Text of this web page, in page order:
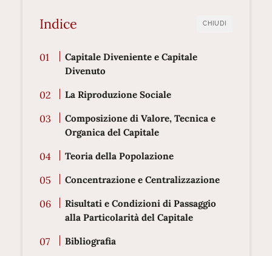
CHIUDI
Indice
Capitale Diveniente e Capitale
Divenuto
La Riproduzione Sociale
Composizione di Valore, Tecnica e
Organica del Capitale
Teoria della Popolazione
Concentrazione e Centralizzazione
Risultati e Condizioni di Passaggio
alla Particolarità del Capitale
Bibliografia